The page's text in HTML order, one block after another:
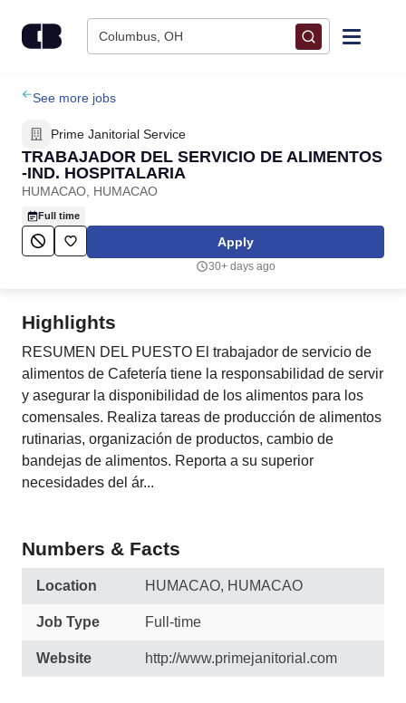
Columbus, OH
Find Jobs
Upload Resume
Salary Estimate
Career Advice
See more jobs
Prime Janitorial Service
TRABAJADOR DEL SERVICIO DE ALIMENTOS
-IND. HOSPITALARIA
HUMACAO, HUMACAO
Full time
Apply
30+ days ago
Highlights
RESUMEN DEL PUESTO El trabajador de servicio de
alimentos de Cafetería tiene la responsabilidad de servir
y asegurar la disponibilidad de los alimentos para los
comensales. Realiza tareas de producción de alimentos
rutinarias, organización de productos, cambio de
bandejas de alimentos. Reporta a su superior
necesidades del ár...
Numbers & Facts
Location HUMACAO, HUMACAO
Job Type Full-time
Website http://www.primejanitorial.com